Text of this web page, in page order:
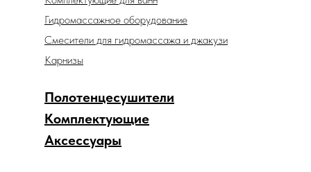
Аксессуары
Комплектующие
Гидромассажное оборудование
Смесители для гидромассажа и джакузи
Карнизы
Полотенцесушители